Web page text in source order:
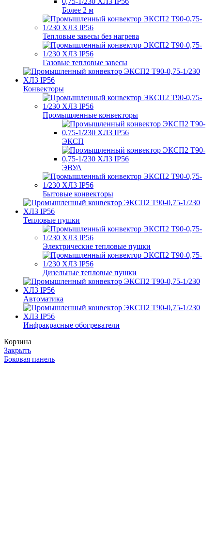
Более 2 м
Тепловые завесы без нагрева
Газовые тепловые завесы
Конвекторы
Промышленные конвекторы
ЭКСП
ЭВУА
Бытовые конвекторы
Тепловые пушки
Электрические тепловые пушки
Дизельные тепловые пушки
Автоматика
Инфракрасные обогреватели
Корзина
Закрыть
Боковая панель